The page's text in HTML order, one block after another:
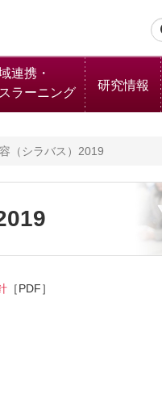
連携・
ラーニング
研究情報
（シラバス）2019